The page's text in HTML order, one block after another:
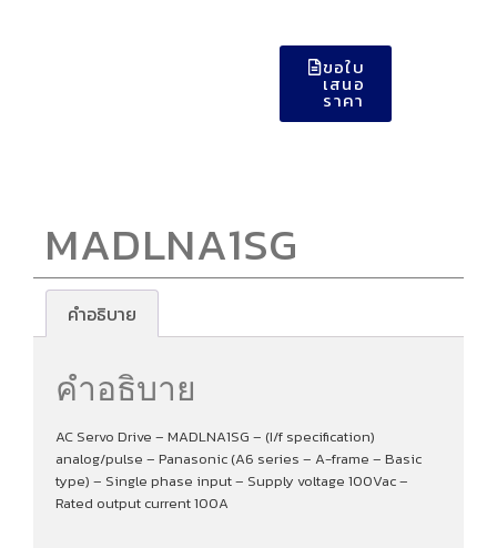
ขอใบ
เสนอ
ราคา
MADLNA1SG
คำอธิบาย
คำอธิบาย
AC Servo Drive – MADLNA1SG – (I/f specification)
analog/pulse – Panasonic (A6 series – A-frame – Basic
type) – Single phase input – Supply voltage 100Vac –
Rated output current 100A